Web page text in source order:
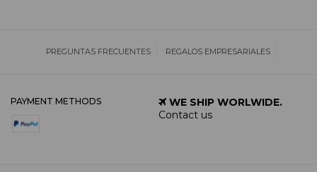
PREGUNTAS FRECUENTES REGALOS EMPRESARIALES
PAYMENT METHODS
WE SHIP WORLWIDE.
Contact us